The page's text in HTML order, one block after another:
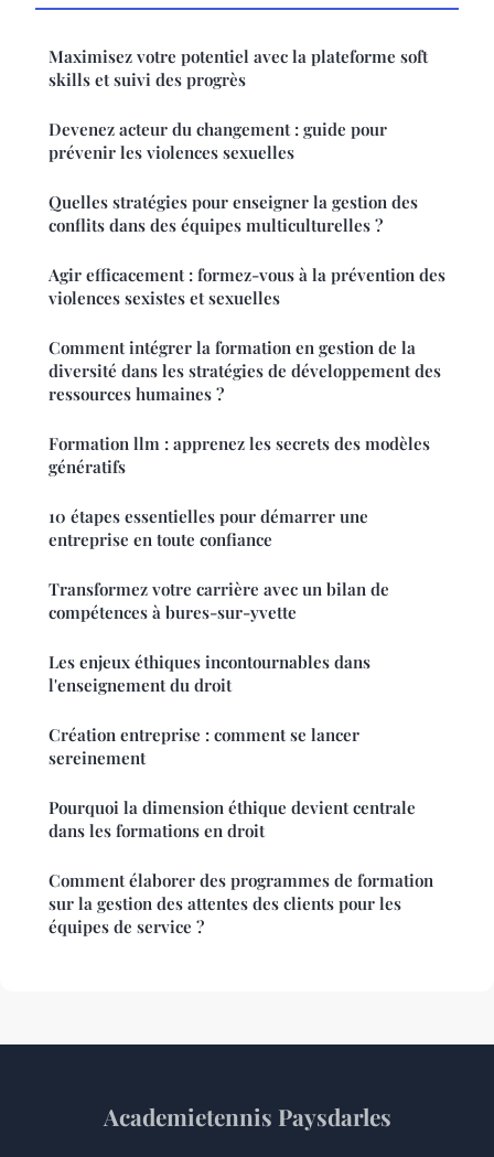
Maximisez votre potentiel avec la plateforme soft
skills et suivi des progrès
Devenez acteur du changement : guide pour
prévenir les violences sexuelles
Quelles stratégies pour enseigner la gestion des
conflits dans des équipes multiculturelles ?
Agir efficacement : formez-vous à la prévention des
violences sexistes et sexuelles
Comment intégrer la formation en gestion de la
diversité dans les stratégies de développement des
ressources humaines ?
Formation llm : apprenez les secrets des modèles
génératifs
10 étapes essentielles pour démarrer une
entreprise en toute confiance
Transformez votre carrière avec un bilan de
compétences à bures-sur-yvette
Les enjeux éthiques incontournables dans
l'enseignement du droit
Création entreprise : comment se lancer
sereinement
Pourquoi la dimension éthique devient centrale
dans les formations en droit
Comment élaborer des programmes de formation
sur la gestion des attentes des clients pour les
équipes de service ?
Academietennis Paysdarles